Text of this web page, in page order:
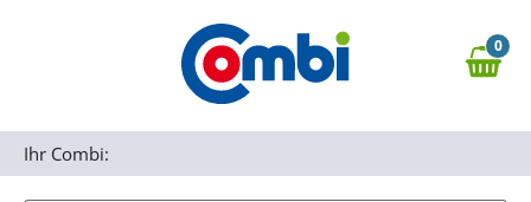
Zur Navigation springen
0,00 €
0
Ihr Combi: